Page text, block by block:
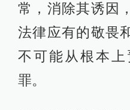
常，消除其诱因
法律应有的敬畏
不可能从根本
罪。